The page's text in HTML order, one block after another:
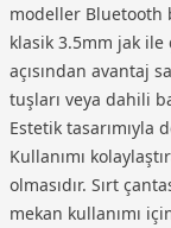
modeller Bluetooth
klasik 3.5mm jak ile
açısından avantaj
tuşları veya dahili
Estetik
Kullanımı
olmasıdır. Sırt
mekan kullanımı